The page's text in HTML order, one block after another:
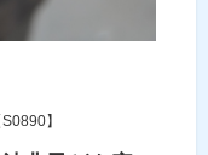
】